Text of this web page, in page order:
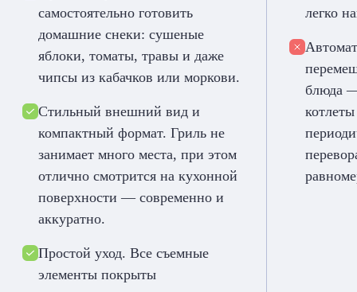
самостоятельно готовить
домашние снеки: сушеные
яблоки, томаты, травы и даже
чипсы из кабачков или моркови.
Стильный внешний вид и
компактный формат. Гриль не
занимает много места, при этом
отлично смотрится на кухонной
поверхности — современно и
аккуратно.
Простой уход. Все съемные
элементы покрыты
легко
блюда